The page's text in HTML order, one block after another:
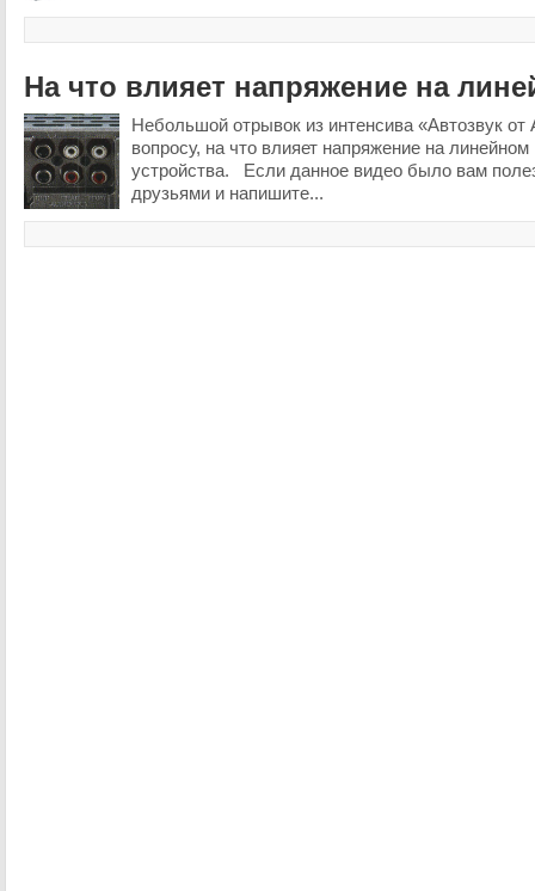
На что влияет напряжение на
Небольшой отрывок из интенсива «Автозвук
вопросу, на что влияет напряжение на линейном
устройства. Если данное видео было вам
друзьями и напишите...